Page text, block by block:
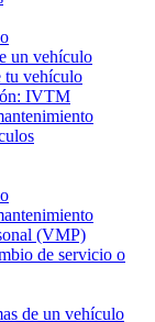
un vehículo
tu vehículo
IVTM
(VMP)
de servicio o
de un vehículo